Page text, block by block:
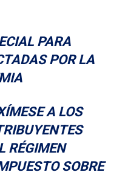
PARA
POR LA
A LOS
RÉGIMEN
SOBRE